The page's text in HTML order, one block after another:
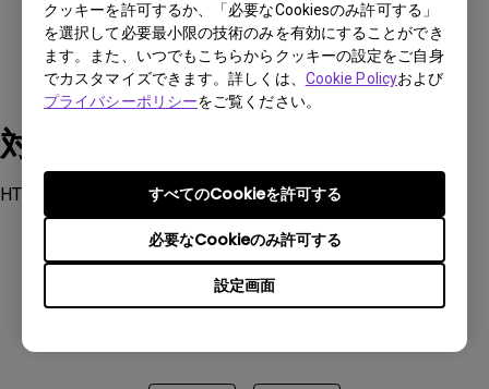
クッキーを許可するか、「必要なCookiesのみ許可する」
を選択して必要最小限の技術のみを有効にすることができ
ます。また、いつでもこちらからクッキーの設定をご自身
でカスタマイズできます。詳しくは、 Cookie Policyおよび
プライバシーポリシーをご覧ください。
設定画面
必要なCookieのみ許可する
すべてのCookieを許可する
対象製品
HT5550